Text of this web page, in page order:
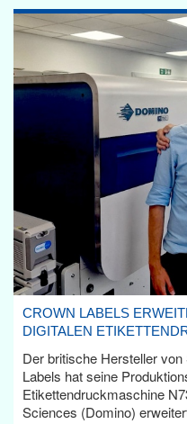
CROWN LABELS
DIGITALEN
Der britische Hersteller
Labels hat seine
Etikettendruckmaschine
Sciences (Domino)